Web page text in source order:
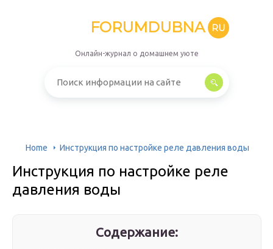
FORUMDUBNA RU
Онлайн-журнал о домашнем уюте
Home Инструкция по настройке реле давления воды
Инструкция по настройке реле
давления воды
Содержание: